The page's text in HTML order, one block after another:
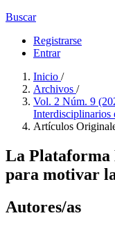
Buscar
Registrarse
Entrar
Inicio /
Archivos /
Vol. 2 Núm. 9
Interdisciplinarios
Artículos
La Plataforma
para motivar
Autores/as